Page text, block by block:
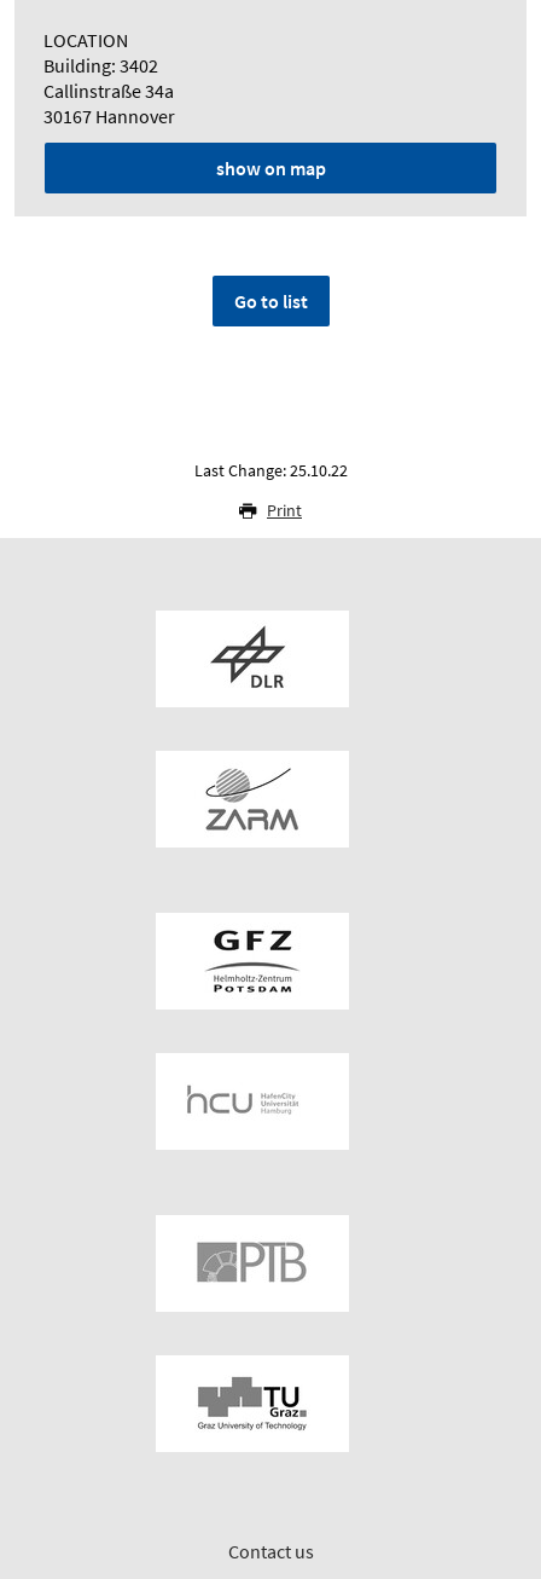
LOCATION
Building: 3402
Callinstraße 34a
30167 Hannover
show on map
Go to list
Last Change: 25.10.22
Print
Contact us